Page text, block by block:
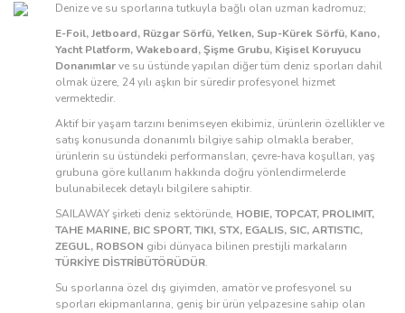
Denize ve su sporlarına tutkuyla bağlı olan uzman kadromuz;
E-Foil, Jetboard, Rüzgar Sörfü, Yelken, Sup-Kürek Sörfü, Kano,
Yacht Platform, Wakeboard, Şişme Grubu, Kişisel Koruyucu
Donanımlarve su üstünde yapılan diğer tüm deniz sporları dahil
olmak üzere, 24 yılı aşkın bir süredir profesyonel hizmet
vermektedir.
Aktif bir yaşam tarzını benimseyen ekibimiz, ürünlerin özellikler ve
satış konusunda donanımlı bilgiye sahip olmakla beraber,
ürünlerin su üstündeki performansları, çevre-hava koşulları, yaş
grubuna göre kullanım hakkında doğru yönlendirmelerde
bulunabilecek detaylı bilgilere sahiptir.
SAILAWAY şirketi deniz sektöründe, HOBIE, TOPCAT, PROLIMIT,
TAHE MARINE, BIC SPORT, TIKI, STX, EGALIS, SIC, ARTISTIC,
ZEGUL, ROBSON gibi dünyaca bilinen prestijli markaların
TÜRKİYE DİSTRİBÜTÖRÜDÜR.
Su sporlarına özel dış giyimden, amatör ve profesyonel su
sporları ekipmanlarına, geniş bir ürün yelpazesine sahip olan